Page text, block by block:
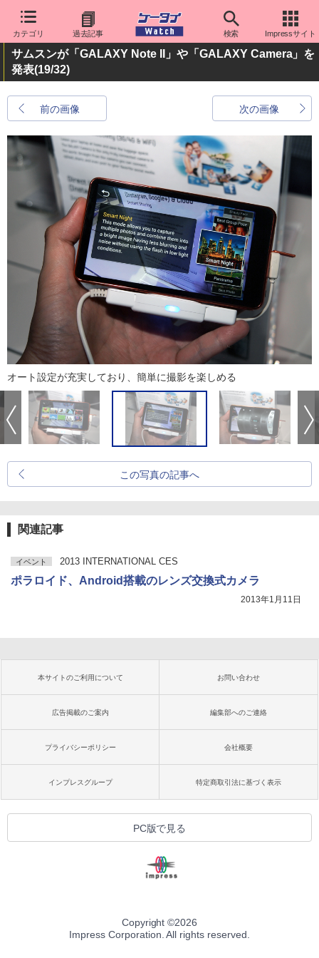
カテゴリ 過去記事 検索 Impressサイト
サムスンが「GALAXY Note II」や「GALAXY Camera」を
発表(19/32)
前の画像 次の画像
オート設定が充実しており、簡単に撮影を楽しめる
この写真の記事へ
関連記事
イベント 2013 INTERNATIONAL CES
ポラロイド、Android搭載のレンズ交換式カメラ
2013年1月11日
本サイトのご利用について お問い合わせ
広告掲載のご案内 編集部へのご連絡
プライバシーポリシー 会社概要
インプレスグループ 特定商取引法に基づく表示
PC版で見る
Copyright ©2026
Impress Corporation. All rights reserved.